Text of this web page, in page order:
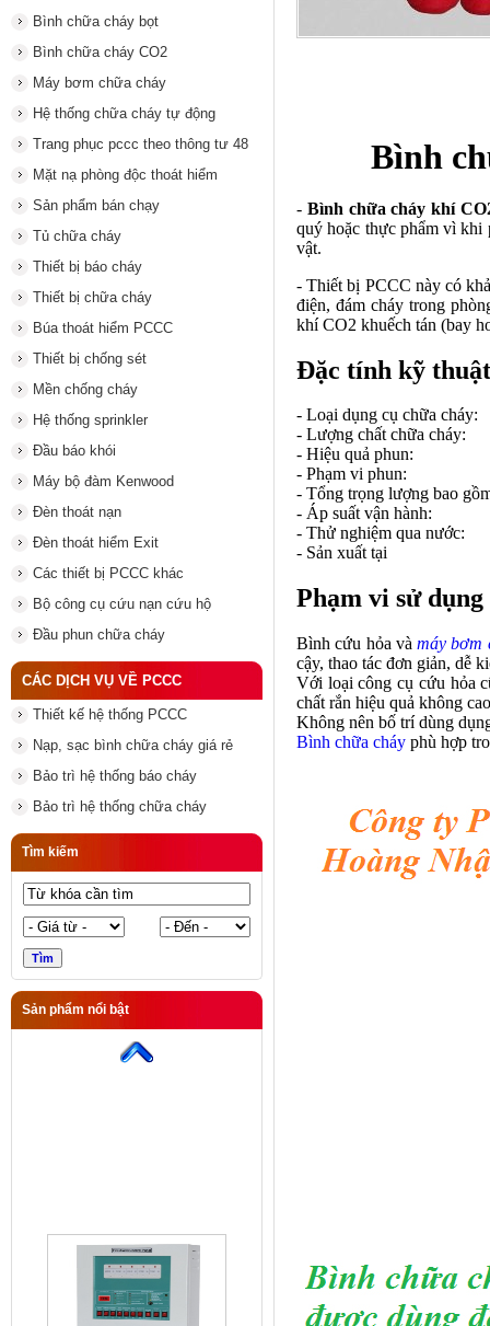
Bình chữa cháy bọt
Bình chữa cháy CO2
Máy bơm chữa cháy
Hệ thống chữa cháy tự động
Trang phục pccc theo thông tư 48
Mặt nạ phòng độc thoát hiểm
Sản phẩm bán chạy
Tủ chữa cháy
Thiết bị báo cháy
Thiết bị chữa cháy
Búa thoát hiểm PCCC
Thiết bị chống sét
Mền chống cháy
Hệ thống sprinkler
Đầu báo khói
Máy bộ đàm Kenwood
Đèn thoát nạn
Đèn thoát hiểm Exit
Các thiết bị PCCC khác
Bộ công cụ cứu nạn cứu hộ
Đầu phun chữa cháy
CÁC DỊCH VỤ VỀ PCCC
Thiết kế hệ thống PCCC
Nạp, sạc bình chữa cháy giá rẻ
Bảo trì hệ thống báo cháy
Bảo trì hệ thống chữa cháy
Tìm kiếm
Sản phẩm nổi bật
Trung tâm báo cháy 10 kênh
Yunyang (mã hàng YF-1G-
10L) ABS
Bình
- Bình chữa cháy khí
quý hoặc thực phẩm vì khi
vật.
- Thiết bị PCCC này có
điện, đám cháy trong
khí CO2 khuếch tán (bay
Đặc tính kỹ
- Loại dụng cụ chữa cháy:
- Lượng chất chữa
- Hiệu quả
- Phạm vi
- Tổng trọng lượng bao
- Áp suất vận
- Thử nghiệm qua
- Sản xuất
Phạm vi sử
Bình cứu hỏa vàmáy bơm
cậy, thao tác đơn giản, dễ
Với loại công cụ cứu hỏa
chất rắn hiệu quả không
Không nên bố trí dùng
Bình chữa cháy phù hợp